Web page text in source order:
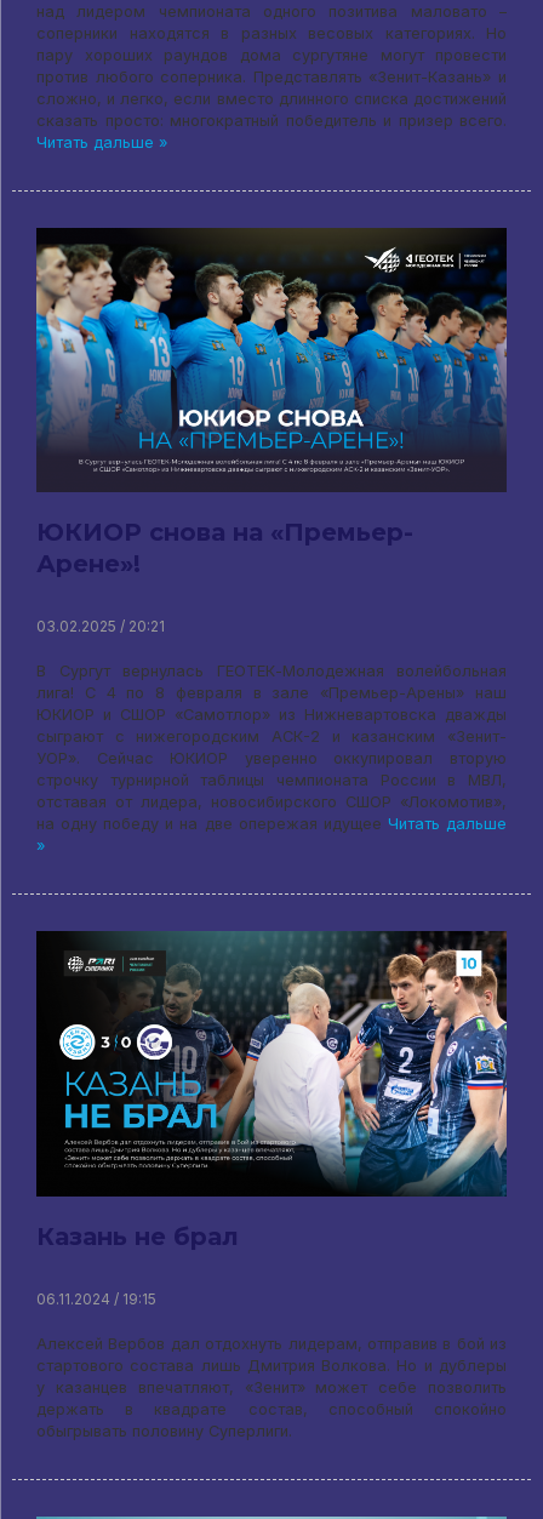
над лидером чемпионата одного позитива маловато –
соперники находятся в разных весовых категориях. Но
пару хороших раундов дома сургутяне могут провести
против любого соперника. Представлять «Зенит-Казань» и
сложно, и легко, если вместо длинного списка достижений
сказать просто: многократный победитель и призер всего.
Читать дальше »
ЮКИОР снова на «Премьер-
Арене»!
03.02.2025 / 20:21
В Сургут вернулась ГЕОТЕК-Молодежная волейбольная
лига! С 4 по 8 февраля в зале «Премьер-Арены» наш
ЮКИОР и СШОР «Самотлор» из Нижневартовска дважды
сыграют с нижегородским АСК-2 и казанским «Зенит-
УОР». Сейчас ЮКИОР уверенно оккупировал вторую
строчку турнирной таблицы чемпионата России в МВЛ,
отставая от лидера, новосибирского СШОР «Локомотив»,
на одну победу и на две опережая идущее Читать дальше
»
Казань не брал
06.11.2024 / 19:15
Алексей Вербов дал отдохнуть лидерам, отправив в бой из
стартового состава лишь Дмитрия Волкова. Но и дублеры
у казанцев впечатляют, «Зенит» может себе позволить
держать в квадрате состав, способный спокойно
обыгрывать половину Суперлиги.